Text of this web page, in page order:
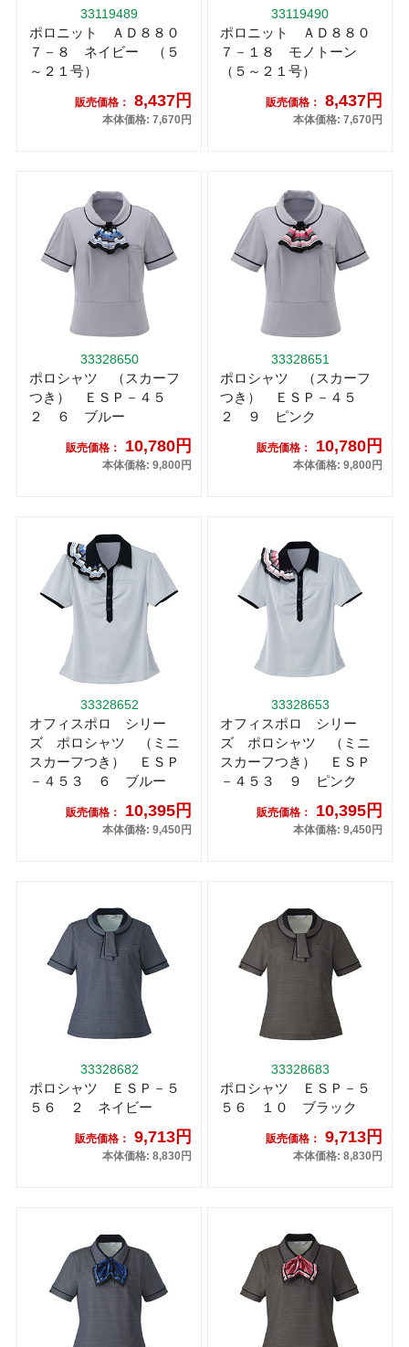
33119489
ポロニット ＡＤ８８０
７－８ ネイビー （５
～２１号）
販売価格： 8,437円
本体価格: 7,670円
33119490
ポロニット ＡＤ８８０
７－１８ モノトーン
（５～２１号）
販売価格： 8,437円
本体価格: 7,670円
33328650
ポロシャツ （スカーフ
つき） ＥＳＰ－４５
２ ６ ブルー
販売価格： 10,780円
本体価格: 9,800円
33328651
ポロシャツ （スカーフ
つき） ＥＳＰ－４５
２ ９ ピンク
販売価格： 10,780円
本体価格: 9,800円
33328652
オフィスポロ シリー
ズ ポロシャツ （ミニ
スカーフつき） ＥＳＰ
－４５３ ６ ブルー
販売価格： 10,395円
本体価格: 9,450円
33328653
オフィスポロ シリー
ズ ポロシャツ （ミニ
スカーフつき） ＥＳＰ
－４５３ ９ ピンク
販売価格： 10,395円
本体価格: 9,450円
33328682
ポロシャツ ＥＳＰ－５
５６ ２ ネイビー
販売価格： 9,713円
本体価格: 8,830円
33328683
ポロシャツ ＥＳＰ－５
５６ １０ ブラック
販売価格： 9,713円
本体価格: 8,830円